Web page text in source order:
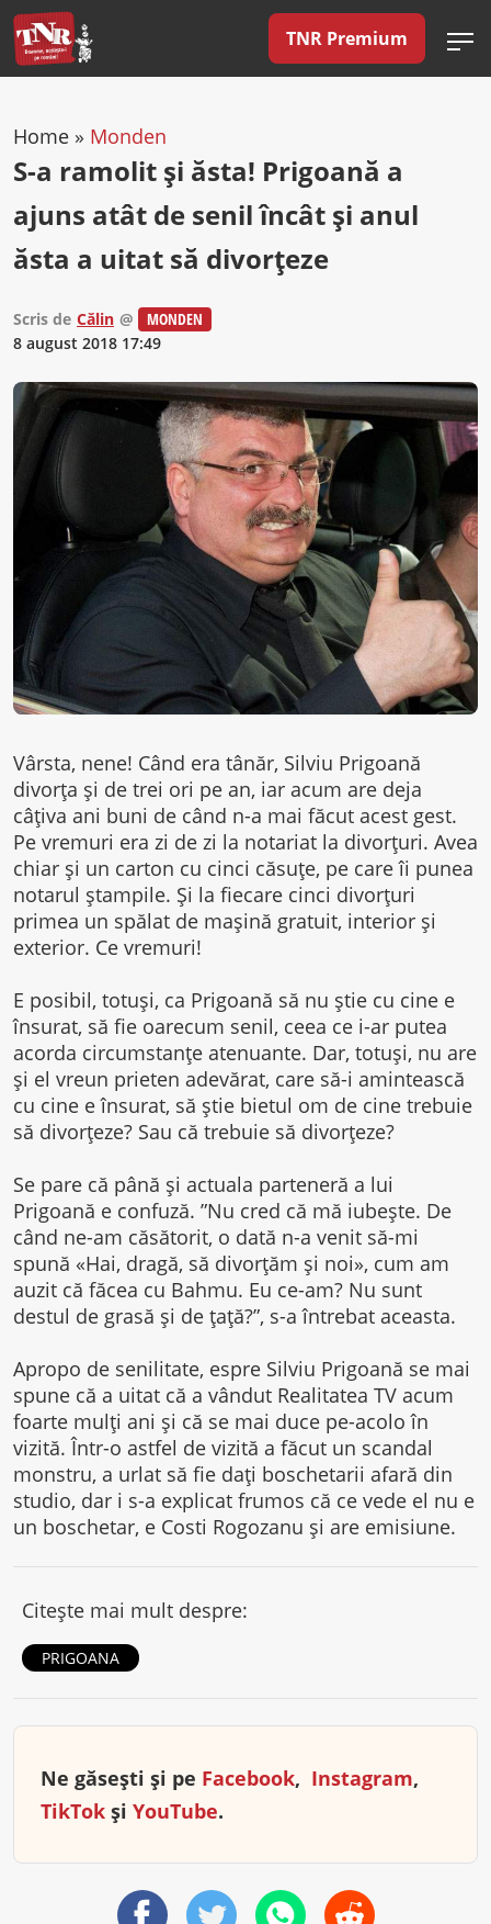
TNR Premium
Home » Monden
S-a ramolit şi ăsta! Prigoană a
ajuns atât de senil încât și anul
ăsta a uitat să divorţeze
Scris de Călin @
MONDEN
8 august 2018 17:49
Vârsta, nene! Când era tânăr, Silviu Prigoană
divorța și de trei ori pe an, iar acum are deja
câțiva ani buni de când n-a mai făcut acest gest.
Pe vremuri era zi de zi la notariat la divorţuri. Avea
chiar și un carton cu cinci căsuţe, pe care îi punea
notarul ştampile. Și la fiecare cinci divorţuri
primea un spălat de maşină gratuit, interior şi
exterior. Ce vremuri!
E posibil, totuşi, ca Prigoană să nu ştie cu cine e
însurat, să fie oarecum senil, ceea ce i-ar putea
acorda circumstanțe atenuante. Dar, totuși, nu are
și el vreun prieten adevărat, care să-i amintească
cu cine e însurat, să știe bietul om de cine trebuie
să divorțeze? Sau că trebuie să divorțeze?
Se pare că până și actuala parteneră a lui
Prigoană e confuză. ”Nu cred că mă iubeşte. De
când ne-am căsătorit, o dată n-a venit să-mi
spună «Hai, dragă, să divorţăm şi noi», cum am
auzit că făcea cu Bahmu. Eu ce-am? Nu sunt
destul de grasă şi de ţaţă?”, s-a întrebat aceasta.
Apropo de senilitate, espre Silviu Prigoană se mai
spune că a uitat că a vândut Realitatea TV acum
foarte mulți ani și că se mai duce pe-acolo în
vizită. Într-o astfel de vizită a făcut un scandal
monstru, a urlat să fie dați boschetarii afară din
studio, dar i s-a explicat frumos că ce vede el nu e
un boschetar, e Costi Rogozanu și are emisiune.
Citește mai mult despre:
PRIGOANA
Ne găsești și pe Facebook, Instagram,
TikTok și YouTube.